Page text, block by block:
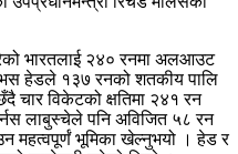
भारतलाई २४० रनमा अलआउट
हेडले १३७ रनको शतकीय पालि
विकेटको क्षतिमा २४१ रन
लाबुस्चेले पनि अविजित ५८ रन
महत्वपूर्णं भूमिका खेल्नुभयो । हेड र